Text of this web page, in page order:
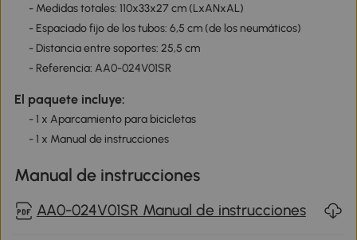
- Medidas totales: 110x33x27 cm (LxANxAL)
- Espaciado fijo de los tubos: 6,5 cm (de los neumáticos)
- Distancia entre soportes: 25,5 cm
- Referencia: AA0-024V01SR
El paquete incluye:
- 1 x Aparcamiento para bicicletas
- 1 x Manual de instrucciones
Manual de instrucciones
AA0-024V01SR Manual de instrucciones